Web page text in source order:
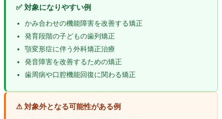
✅ 対象になりやすい例
かみ合わせの機能障害を改善する矯正
発育段階の子どもの歯列矯正
顎変形症に伴う外科矯正治療
発音障害を改善するための矯正
歯周病や口腔機能回復に関わる矯正
⚠ 対象外となる可能性がある例